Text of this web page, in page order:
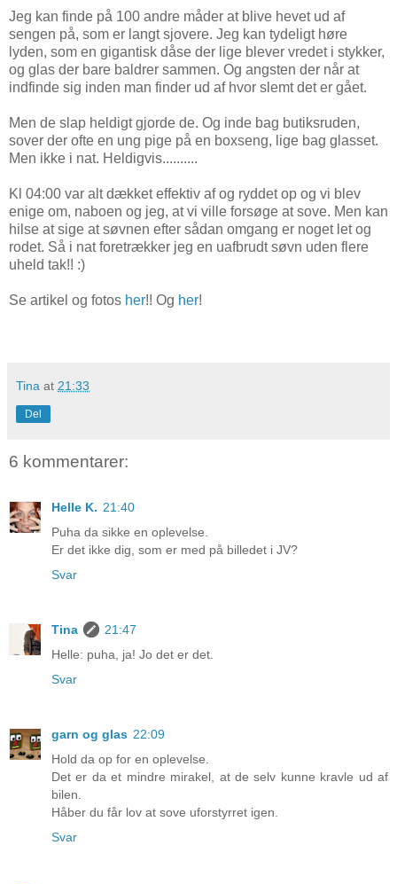
Jeg kan finde på 100 andre måder at blive hevet ud af
sengen på, som er langt sjovere. Jeg kan tydeligt høre
lyden, som en gigantisk dåse der lige blever vredet i stykker,
og glas der bare baldrer sammen. Og angsten der når at
indfinde sig inden man finder ud af hvor slemt det er gået.
Men de slap heldigt gjorde de. Og inde bag butiksruden,
sover der ofte en ung pige på en boxseng, lige bag glasset.
Men ikke i nat. Heldigvis..........
Kl 04:00 var alt dækket effektiv af og ryddet op og vi blev
enige om, naboen og jeg, at vi ville forsøge at sove. Men kan
hilse at sige at søvnen efter sådan omgang er noget let og
rodet. Så i nat foretrækker jeg en uafbrudt søvn uden flere
uheld tak!! :)
Se artikel og fotos her!! Og her!
Tina at 21:33
Del
6 kommentarer:
Helle K. 21:40
Puha da sikke en oplevelse.
Er det ikke dig, som er med på billedet i JV?
Svar
Tina
21:47
Helle: puha, ja! Jo det er det.
Svar
garn og glas 22:09
Hold da op for en oplevelse.
Det er da et mindre mirakel, at de selv kunne kravle ud af
bilen.
Håber du får lov at sove uforstyrret igen.
Svar